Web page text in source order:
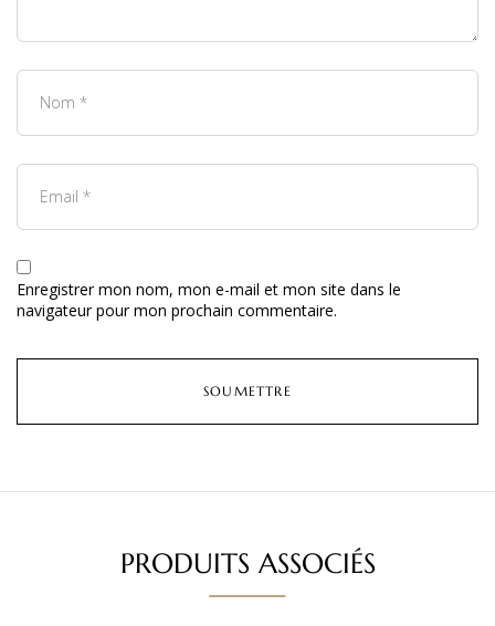
Enregistrer mon nom, mon e-mail et mon site dans le
navigateur pour mon prochain commentaire.
PRODUITS ASSOCIÉS